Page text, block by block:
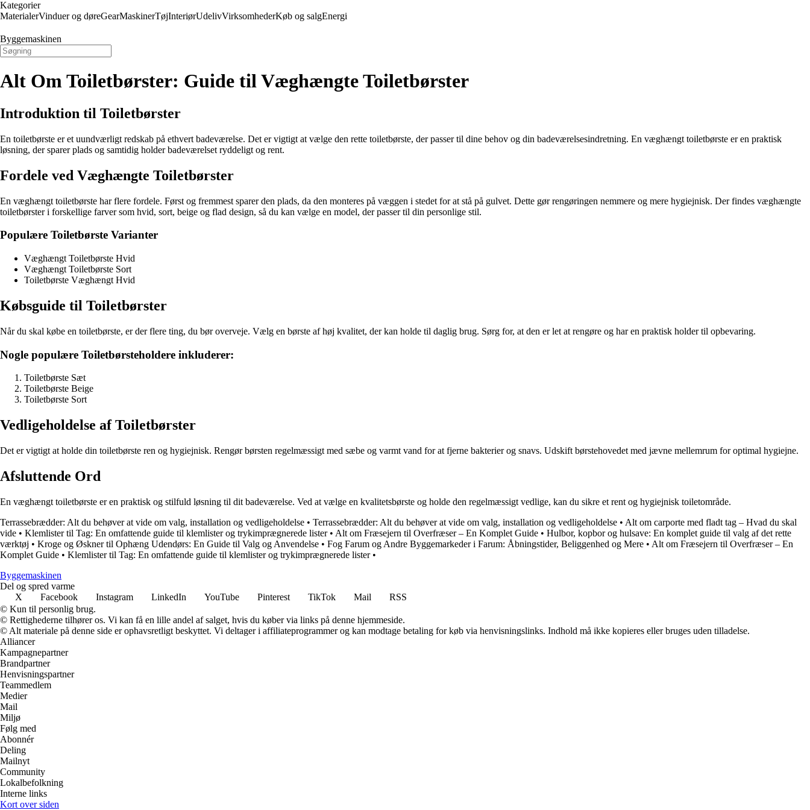
Kategorier
MaterialerVinduer og døreGearMaskinerTøjInteriørUdelivVirksomhederKøb og salgEnergi
Byggemaskinen
Alt Om Toiletbørster: Guide til Væghængte Toiletbørster
Introduktion til Toiletbørster
En toiletbørste er et uundværligt redskab på ethvert badeværelse. Det er vigtigt at vælge den rette toiletbørste, der passer til dine behov og din badeværelsesindretning. En væghængt toiletbørste er en praktisk
løsning, der sparer plads og samtidig holder badeværelset ryddeligt og rent.
Fordele ved Væghængte Toiletbørster
En væghængt toiletbørste har flere fordele. Først og fremmest sparer den plads, da den monteres på væggen i stedet for at stå på gulvet. Dette gør rengøringen nemmere og mere hygiejnisk. Der findes væghængte
toiletbørster i forskellige farver som hvid, sort, beige og flad design, så du kan vælge en model, der passer til din personlige stil.
Populære Toiletbørste Varianter
Væghængt Toiletbørste Hvid
Væghængt Toiletbørste Sort
Toiletbørste Væghængt Hvid
Købsguide til Toiletbørster
Når du skal købe en toiletbørste, er der flere ting, du bør overveje. Vælg en børste af høj kvalitet, der kan holde til daglig brug. Sørg for, at den er let at rengøre og har en praktisk holder til opbevaring.
Nogle populære Toiletbørsteholdere inkluderer:
Toiletbørste Sæt
Toiletbørste Beige
Toiletbørste Sort
Vedligeholdelse af Toiletbørster
Det er vigtigt at holde din toiletbørste ren og hygiejnisk. Rengør børsten regelmæssigt med sæbe og varmt vand for at fjerne bakterier og snavs. Udskift børstehovedet med jævne mellemrum for optimal hygiejne.
Afsluttende Ord
En væghængt toiletbørste er en praktisk og stilfuld løsning til dit badeværelse. Ved at vælge en kvalitetsbørste og holde den regelmæssigt vedlige, kan du sikre et rent og hygiejnisk toiletområde.
Terrassebrædder: Alt du behøver at vide om valg, installation og vedligeholdelse • Terrassebrædder: Alt du behøver at vide om valg, installation og vedligeholdelse • Alt om carporte med fladt tag – Hvad du skal
vide • Klemlister til Tag: En omfattende guide til klemlister og trykimprægnerede lister• Alt om Fræsejern til Overfræser – En Komplet Guide • Hulbor, kopbor og hulsave: En komplet guide til valg af det rette
værktøj • Kroge og Øskner til Ophæng Udendørs: En Guide til Valg og Anvendelse • Fog Farum og Andre Byggemarkeder i Farum: Åbningstider, Beliggenhed og Mere • Alt om Fræsejern til Overfræser – En
Komplet Guide • Klemlister til Tag: En omfattende guide til klemlister og trykimprægnerede lister•
Byggemaskinen
Del og spred varme
X
Facebook Instagram LinkedIn YouTube Pinterest TikTok Mail
RSS
© Kun til personlig brug.
© Rettighederne tilhører os. Vi kan få en lille andel af salget, hvis du køber via links på denne hjemmeside.
© Alt materiale på denne side er ophavsretligt beskyttet. Vi deltager i affiliateprogrammer og kan modtage betaling for køb via henvisningslinks. Indhold må ikke kopieres eller bruges uden tilladelse.
Alliancer
Kampagnepartner
Brandpartner
Henvisningspartner
Teammedlem
Medier
Mail
Miljø
Følg med
Abonnér
Deling
Mailnyt
Community
Lokalbefolkning
Interne links
Kort over siden